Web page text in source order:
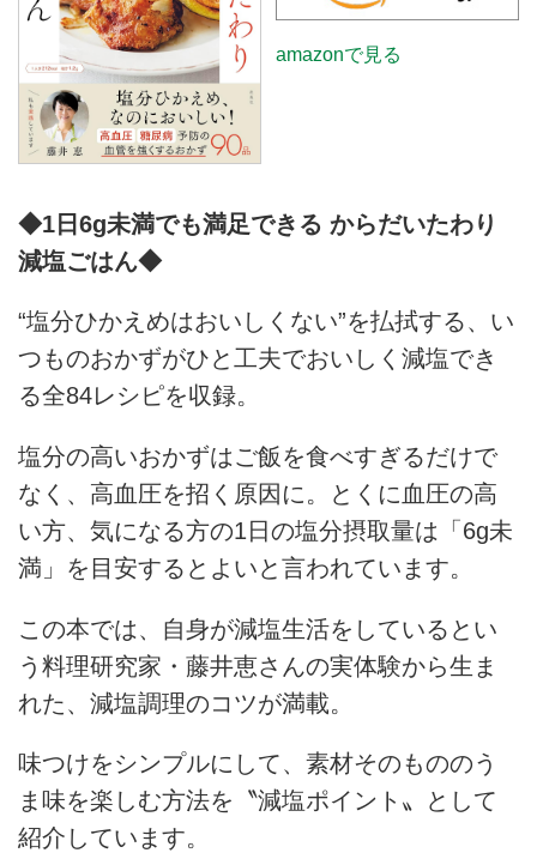
amazonで見る
◆1日6g未満でも満足できる からだいたわり
減塩ごはん◆
“塩分ひかえめはおいしくない”を払拭する、い
つものおかずがひと工夫でおいしく減塩でき
る全84レシピを収録。
塩分の高いおかずはご飯を食べすぎるだけで
なく、高血圧を招く原因に。とくに血圧の高
い方、気になる方の1日の塩分摂取量は「6g未
満」を目安するとよいと言われています。
この本では、自身が減塩生活をしているとい
う料理研究家・藤井恵さんの実体験から生ま
れた、減塩調理のコツが満載。
味つけをシンプルにして、素材そのもののう
ま味を楽しむ方法を〝減塩ポイント〟として
紹介しています。